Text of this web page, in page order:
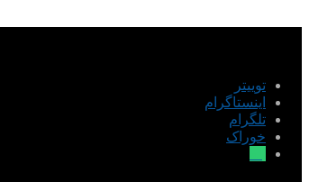
توییتر
اینستاگرام
تلگرام
خوراک